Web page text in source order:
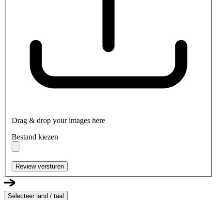
Drag & drop your images here
Bestand kiezen
Review versturen
Selecteer land / taal